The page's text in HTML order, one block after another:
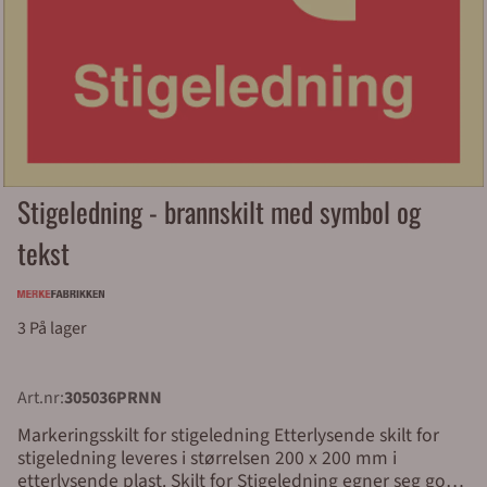
Stigeledning - brannskilt med symbol og
tekst
3 På lager
Art.nr:305036PRNN
Markeringsskilt for stigeledning Etterlysende skilt for
stigeledning leveres i størrelsen 200 x 200 mm i
etterlysende plast. Skilt for Stigeledning egner seg godt